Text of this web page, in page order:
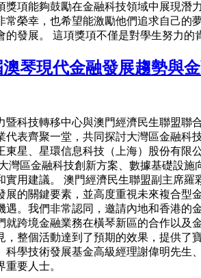
獎項能夠鼓勵在金融科技領域中展現
常榮幸，也希望能激勵他們追求自己
發展。 這項獎項不僅是對學生努力
琴現代金融發展趨勢與
暨科技轉移中心與澳門經濟民生聯盟
代表齊聚一堂，共同探討大灣區金融
東星、星環信息科技（上海）股份有
灣區金融科技創新方案、數據基礎設
實用建議。 澳門經濟民生聯盟副主席
展的關鍵要素，並高度重視未來複合
遇。我們非常認同，邀請內地和香港
就跨境金融業務在橫琴新區的合作以
，整個活動達到了預期的效果，提供
科學技術發展基金高級經理謝偉明先
要人士。